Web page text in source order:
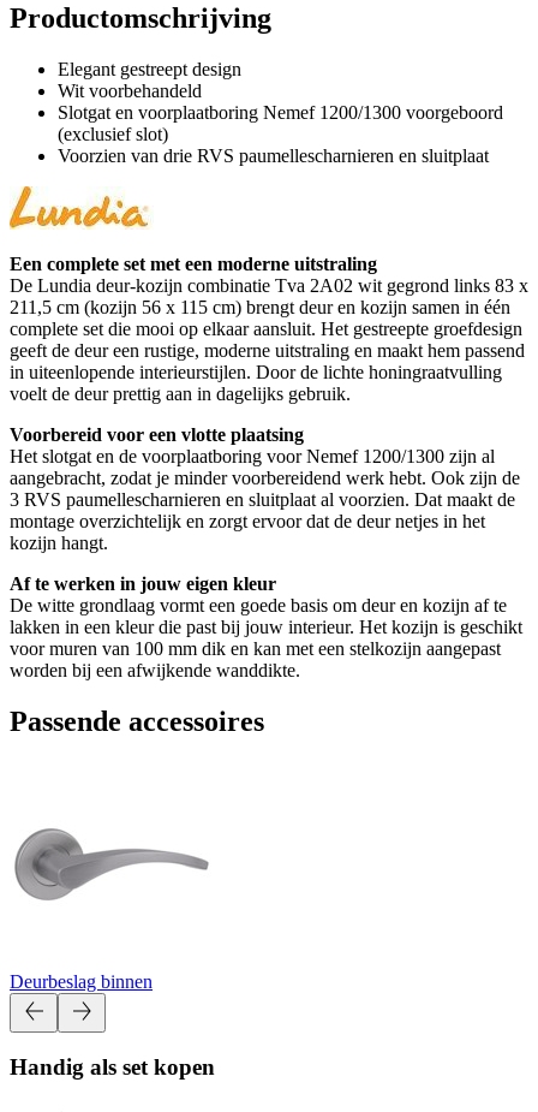
Productomschrijving
Elegant gestreept design
Wit voorbehandeld
Slotgat en voorplaatboring Nemef 1200/1300 voorgeboord
(exclusief slot)
Voorzien van drie RVS paumellescharnieren en sluitplaat
Een complete set met een moderne uitstraling
De Lundia deur-kozijn combinatie Tva 2A02 wit gegrond links 83 x
211,5 cm (kozijn 56 x 115 cm) brengt deur en kozijn samen in één
complete set die mooi op elkaar aansluit. Het gestreepte groefdesign
geeft de deur een rustige, moderne uitstraling en maakt hem passend
in uiteenlopende interieurstijlen. Door de lichte honingraatvulling
voelt de deur prettig aan in dagelijks gebruik.
Voorbereid voor een vlotte plaatsing
Het slotgat en de voorplaatboring voor Nemef 1200/1300 zijn al
aangebracht, zodat je minder voorbereidend werk hebt. Ook zijn de
3 RVS paumellescharnieren en sluitplaat al voorzien. Dat maakt de
montage overzichtelijk en zorgt ervoor dat de deur netjes in het
kozijn hangt.
Af te werken in jouw eigen kleur
De witte grondlaag vormt een goede basis om deur en kozijn af te
lakken in een kleur die past bij jouw interieur. Het kozijn is geschikt
voor muren van 100 mm dik en kan met een stelkozijn aangepast
worden bij een afwijkende wanddikte.
Passende accessoires
Deurbeslag binnen
Handig als set kopen